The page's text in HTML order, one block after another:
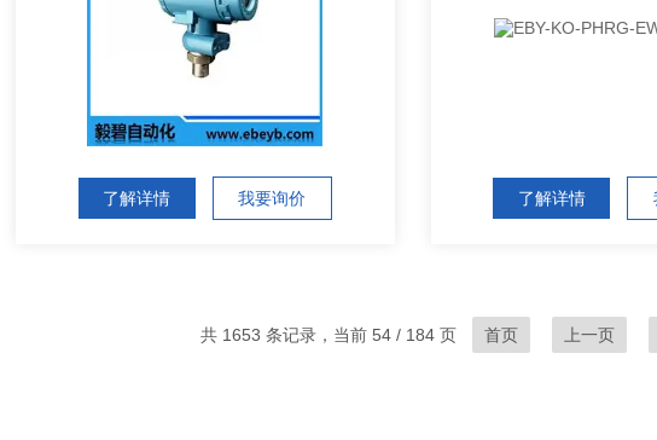
了解详情 我要询价 了解详情
共 1653 条记录，当前 54 / 184 页 首页 上一页